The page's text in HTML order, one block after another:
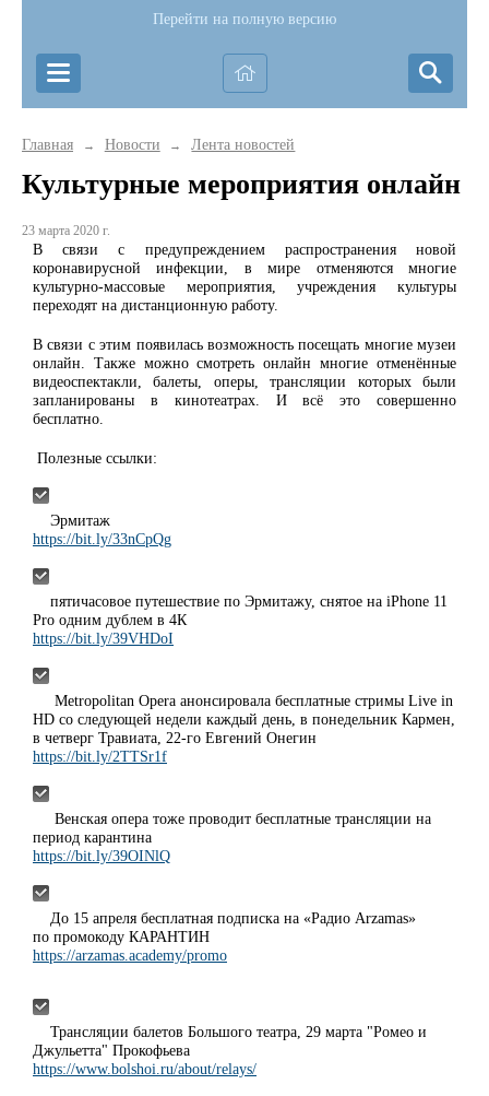
Перейти на полную версию
Главная → Новости → Лента новостей
Культурные мероприятия онлайн
23 марта 2020 г.
В связи с предупреждением распространения новой
коронавирусной инфекции, в мире отменяются многие
культурно-массовые мероприятия, учреждения культуры
переходят на дистанционную работу.
В связи с этим появилась возможность посещать многие музеи
онлайн. Также можно смотреть онлайн многие отменённые
видеоспектакли, балеты, оперы, трансляции которых были
запланированы в кинотеатрах. И всё это совершенно
бесплатно.
Полезные ссылки:
Эрмитаж
https://bit.ly/33nCpQg
пятичасовое путешествие по Эрмитажу, снятое на iPhone 11
Pro одним дублем в 4К
https://bit.ly/39VHDoI
Metropolitan Opera анонсировала бесплатные стримы Live in
HD со следующей недели каждый день, в понедельник Кармен,
в четверг Травиата, 22-го Евгений Онегин
https://bit.ly/2TTSr1f
Венская опера тоже проводит бесплатные трансляции на
период карантина
https://bit.ly/39OINlQ
До 15 апреля бесплатная подписка на «Радио Arzamas»
по промокоду КАРАНТИН
https://arzamas.academy/promo
Трансляции балетов Большого театра, 29 марта "Ромео и
Джульетта" Прокофьева
https://www.bolshoi.ru/about/relays/